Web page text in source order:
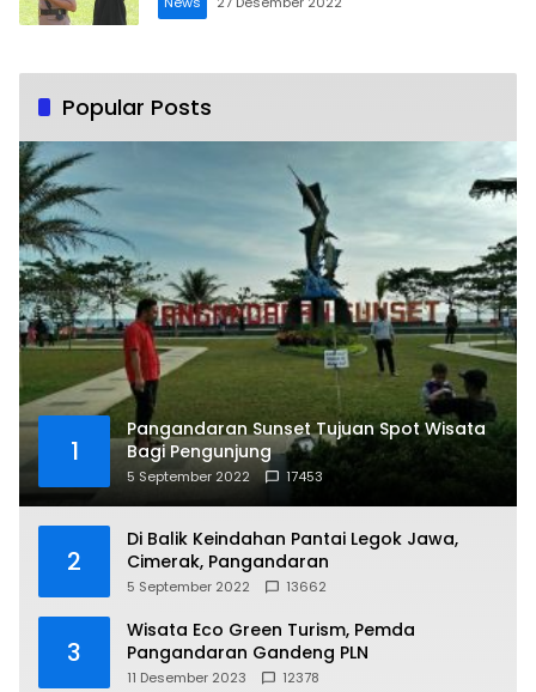
Popular Posts
1
Pangandaran Sunset Tujuan Spot Wisata
Bagi Pengunjung
5 September 2022 17453
2
Di Balik Keindahan Pantai Legok Jawa,
Cimerak, Pangandaran
5 September 2022 13662
3
Wisata Eco Green Turism, Pemda
Pangandaran Gandeng PLN
11 Desember 2023 12378